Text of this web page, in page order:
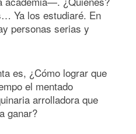
Ya los estudiaré. En
personas serias y
es, ¿Cómo lograr que
el mentado
arrolladora que
ganar?